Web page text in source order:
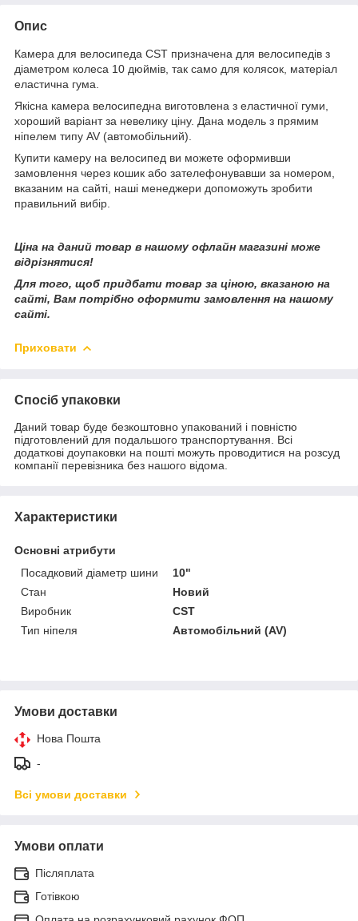
Опис
Камера для велосипеда CST призначена для велосипедів з
діаметром колеса 10 дюймів, так само для колясок, матеріал
еластична гума.
Якісна камера велосипедна виготовлена з еластичної гуми,
хороший варіант за невелику ціну. Дана модель з прямим
ніпелем типу AV (автомобільний).
Купити камеру на велосипед ви можете оформивши
замовлення через кошик або зателефонувавши за номером,
вказаним на сайті, наші менеджери допоможуть зробити
правильний вибір.
Ціна на даний товар в нашому офлайн магазині може
відрізнятися!
Для того, щоб придбати товар за ціною, вказаною на
сайті, Вам потрібно оформити замовлення на нашому
сайті.
Приховати
Спосіб упаковки
Даний товар буде безкоштовно упакований і повністю
підготовлений для подальшого транспортування. Всі
додаткові доупаковки на пошті можуть проводитися на розсуд
компанії перевізника без нашого відома.
Характеристики
Основні атрибути
Посадковий діаметр шини
10"
Стан
Новий
Виробник
CST
Тип ніпеля
Автомобільний (AV)
Умови доставки
Нова Пошта
-
Всі умови доставки
Умови оплати
Післяплата
Готівкою